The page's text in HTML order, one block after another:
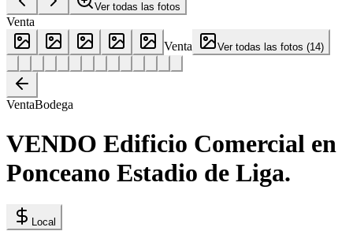
Ver todas las fotos
Venta
Venta
Ver todas las fotos (14)
VentaBodega
VENDO Edificio Comercial en
Ponceano Estadio de Liga.
Local